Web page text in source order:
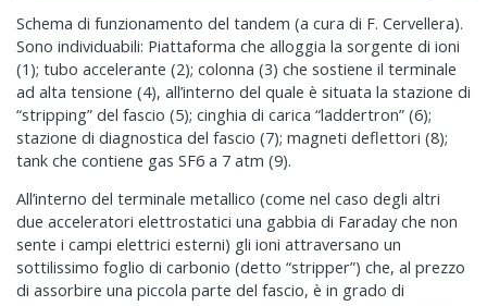
Schema di funzionamento del tandem (a cura di F. Cervellera).
Sono individuabili: Piattaforma che alloggia la sorgente di ioni
(1); tubo accelerante (2); colonna (3) che sostiene il terminale
ad alta tensione (4), all’interno del quale è situata la stazione di
“stripping” del fascio (5); cinghia di carica “laddertron” (6);
stazione di diagnostica del fascio (7); magneti deflettori (8);
tank che contiene gas SF6 a 7 atm (9).
All’interno del terminale metallico (come nel caso degli altri
due acceleratori elettrostatici una gabbia di Faraday che non
sente i campi elettrici esterni) gli ioni attraversano un
sottilissimo foglio di carbonio (detto “stripper”) che, al prezzo
di assorbire una piccola parte del fascio, è in grado di